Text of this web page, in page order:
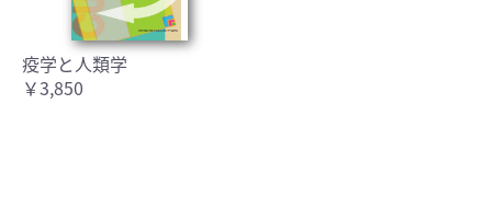
疫学と人類学
￥3,850